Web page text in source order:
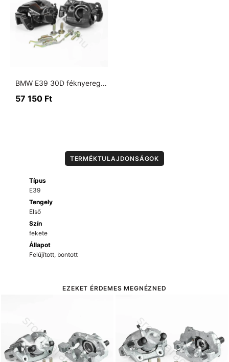
BMW E39 30D féknyereg pár első tengelyre (nagyfék)
57 150 Ft
TERMÉKTULAJDONSÁGOK
Típus
E39
Tengely
Első
Szín
fekete
Állapot
Felújított, bontott
EZEKET ÉRDEMES MEGNÉZNED